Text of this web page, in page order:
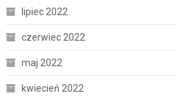
lipiec 2022
czerwiec 2022
maj 2022
kwiecień 2022